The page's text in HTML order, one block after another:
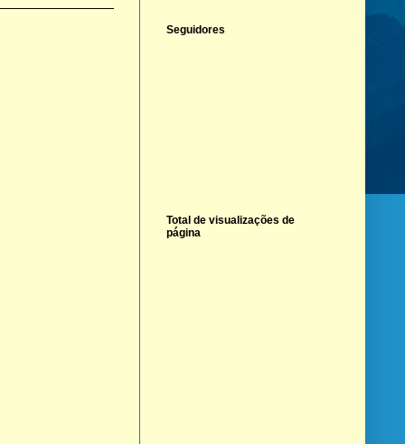
Seguidores
Total de visualizações de
página